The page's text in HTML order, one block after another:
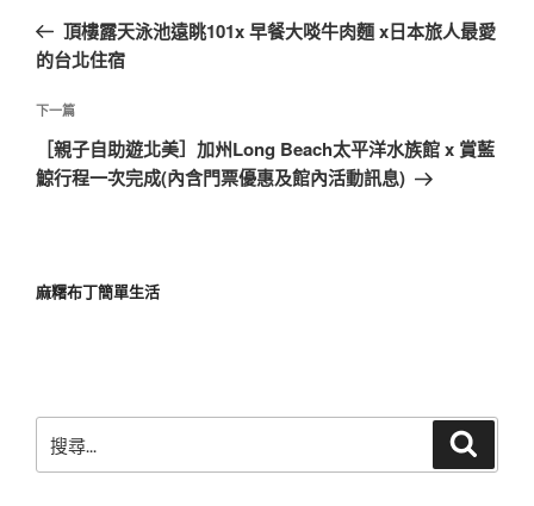
導
覽
一
篇
章
頂樓露天泳池遠眺101x 早餐大啖牛肉麵 x日本旅人最愛
的台北住宿
下
一
篇
下一篇
［親子自助遊北美］加州Long Beach太平洋水族館 x 賞藍
鯨行程一次完成(內含門票優惠及館內活動訊息)
麻糬布丁簡單生活
尋